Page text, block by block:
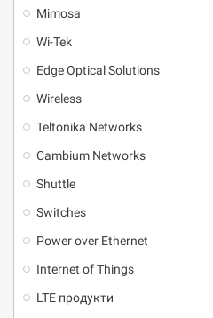
Mimosa
Wi-Tek
Edge Optical Solutions
Wireless
Teltonika Networks
Cambium Networks
Shuttle
Switches
Power over Ethernet
Internet of Things
LTE продукти